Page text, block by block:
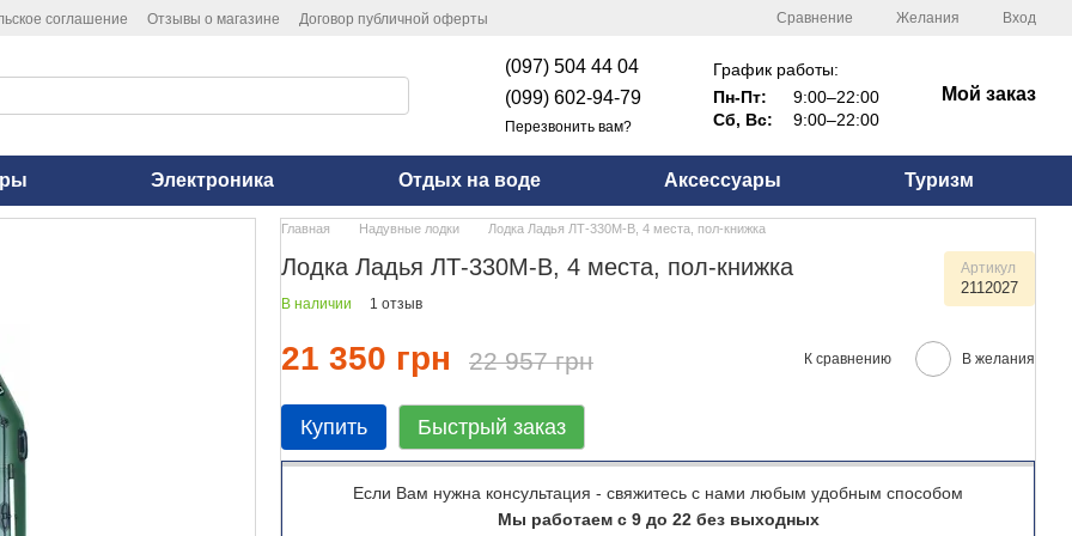
соглашение Отзывы о магазине
Договор публичной оферты
Сравнение Желания Вход
(097) 504 44 04
(099) 602-94-79
Перезвонить вам?
График работы:
Пн-Пт:
9:00–22:00
Сб, Вс:
9:00–22:00
Мой заказ
Электроника Отдых на воде Аксессуары Туризм
Главная Надувные лодки Лодка Ладья ЛТ-330М-В, 4 места, пол-книжка
Лодка Ладья ЛТ-330М-В, 4 места, пол-книжка Артикул
2112027
В наличии 1 отзыв
21 350 грн 22 957 грн К сравнению В желания
Купить Быстрый заказ
Если Вам нужна консультация - свяжитесь с нами любым удобным способом
Мы работаем с 9 до 22 без выходных